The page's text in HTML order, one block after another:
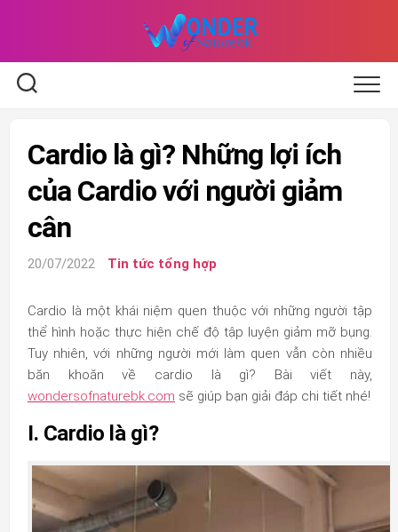
Cardio là gì? Những lợi ích
của Cardio với người giảm
cân
20/07/2022 Tin tức tổng hợp
Cardio là một khái niệm quen thuộc với những người tập
thể hình hoặc thực hiện chế độ tập luyện giảm mỡ bụng.
Tuy nhiên, với những người mới làm quen vẫn còn nhiều
băn khoăn về cardio là gì? Bài viết này,
wondersofnaturebk.com sẽ giúp bạn giải đáp chi tiết nhé!
I. Cardio là gì?